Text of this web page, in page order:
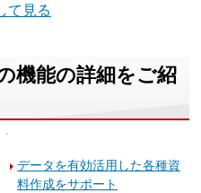
て見る
機能の詳細をご紹
データを有効活用した各種資
料作成をサポート